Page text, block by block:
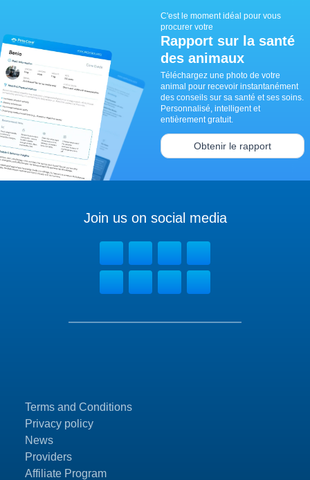
C'est le moment idéal pour vous
procurer votre
Rapport sur la santé
des animaux
Téléchargez une photo de votre
animal pour recevoir instantanément
des conseils sur sa santé et ses soins.
Personnalisé, intelligent et
entièrement gratuit.
Obtenir le rapport
Terms and Conditions
Privacy policy
News
Providers
Affiliate Program
Join us on social media